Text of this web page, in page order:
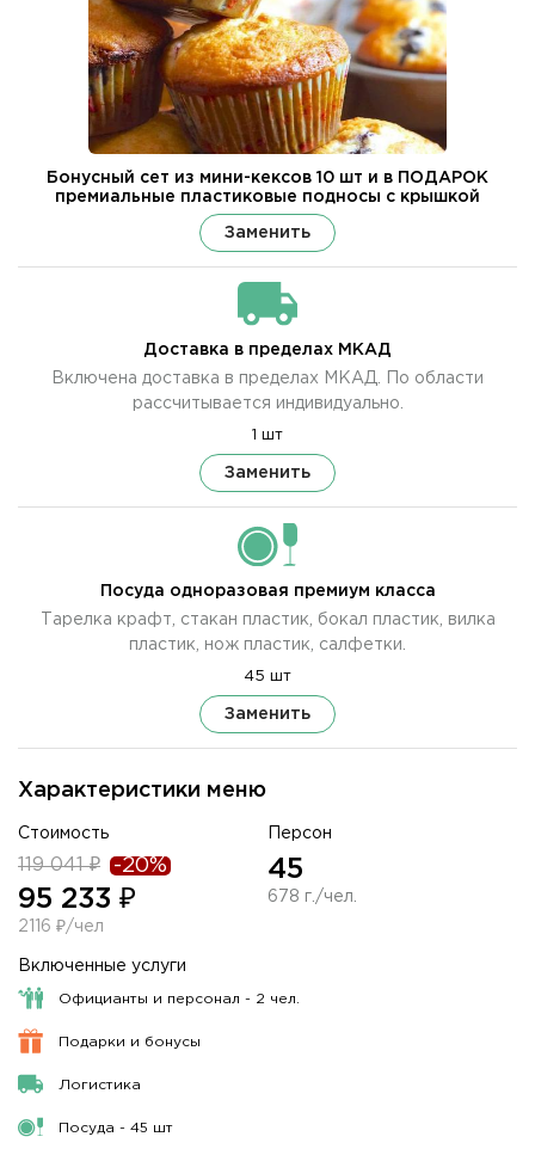
Характеристики меню
Стоимость
119 041 ₽ -20%
95 233 ₽
2116 ₽/чел
Персон
45
678 г./чел.
Включенные услуги
Официанты и персонал - 2 чел.
Подарки и бонусы
Логистика
Посуда - 45 шт
Бонусный сет из мини-кексов 10 шт и в ПОДАРОК
премиальные пластиковые подносы с крышкой
Заменить
Доставка в пределах МКАД
Включена доставка в пределах МКАД. По области
рассчитывается индивидуально.
1 шт
Заменить
Посуда одноразовая премиум класса
Тарелка крафт, стакан пластик, бокал пластик, вилка
пластик, нож пластик, салфетки.
45 шт
Заменить